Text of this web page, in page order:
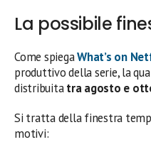
La possibile
Come spiegaWhat’s on
produttivo della serie, la
distribuitatra agosto e
Si tratta della finestra
motivi: